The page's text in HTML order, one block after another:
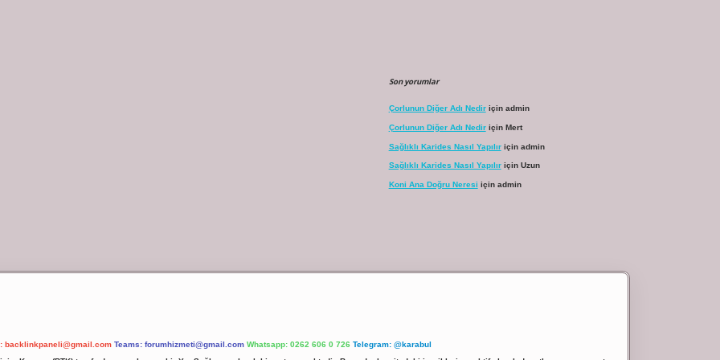
Son yorumlar
Çorlunun Diğer Adı Nediriçin admin
Çorlunun Diğer Adı Nediriçin Mert
Sağlıklı Karides Nasıl Yapılıriçin admin
Sağlıklı Karides Nasıl Yapılıriçin Uzun
Koni Ana Doğru Neresi için admin
backlinkpaneli@gmail.com Teams: forumhizmeti@gmail.com Whatsapp: 0262 606 0 726 Telegram: @karabul